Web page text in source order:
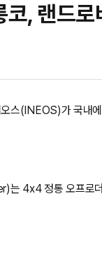
코, 랜드로
스(INEOS)가 국내
는 4x4 정통 오프로